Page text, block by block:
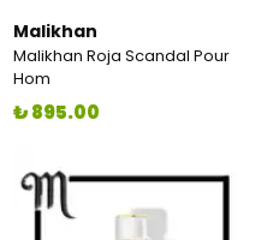
Malikhan
Malikhan Roja Scandal Pour
Hom
₺ 895.00